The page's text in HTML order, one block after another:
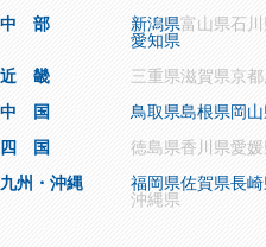
中 部
新潟県富山県石
愛知県
近 畿
三重県滋賀県京
中 国
鳥取県島根県岡
四 国
徳島県香川県愛
九州・沖縄
福岡県佐賀県長
沖縄県